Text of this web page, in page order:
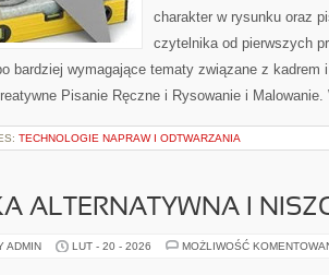
charakter w rysunku oraz
czytelnika od pierwszych
bardziej wymagające tematy związane z kadrem
Pisanie Ręczne i Rysowanie i
TECHNOLOGIE NAPRAW I ODTWARZANIA
ALTERNATYWNA I
ADMIN LUT - 20 - 2026 MOŻLIWOŚĆ